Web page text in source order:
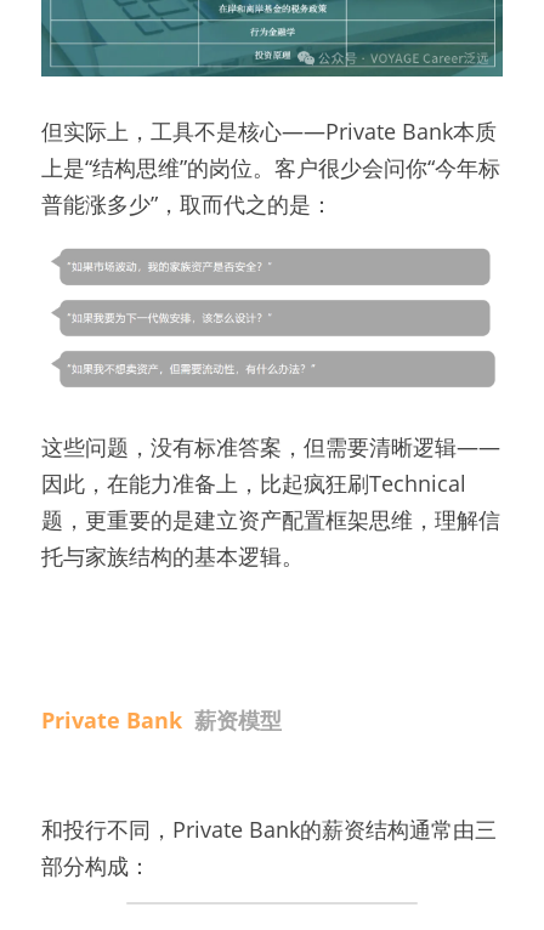
但实际上，工具不是核心——Private Bank本质
上是“结构思维”的岗位。客户很少会问你“今年标
普能涨多少”，取而代之的是：
这些问题，没有标准答案，但需要清晰逻辑——
因此，在能力准备上，比起疯狂刷Technical
题，更重要的是建立资产配置框架思维，理解信
托与家族结构的基本逻辑。
Private Bank 薪资模型
和投行不同，Private Bank的薪资结构通常由三
部分构成：